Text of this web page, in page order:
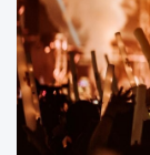
l
u
k
s
u
s
b
y
ć
?